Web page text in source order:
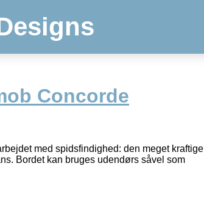
Concorde
med spidsfindighed: den meget kraftige
Bordet kan bruges udendørs såvel som